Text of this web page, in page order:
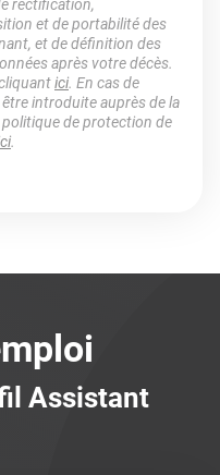
rectification,
et de portabilité des
et de définition des
après votre décès.
ici. En cas de
introduite auprès de la
de protection de
.
Assistant